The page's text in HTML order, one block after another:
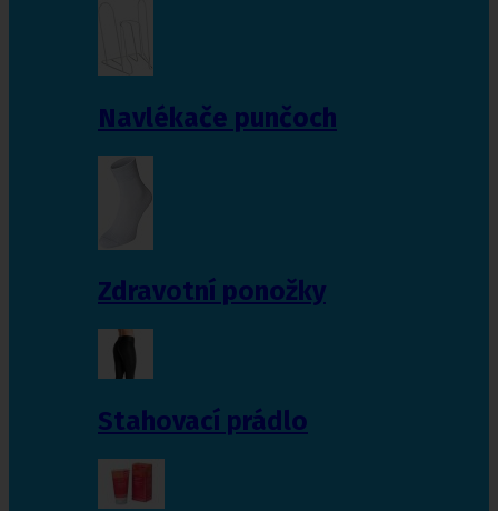
Navlékače punčoch
Zdravotní ponožky
Stahovací prádlo